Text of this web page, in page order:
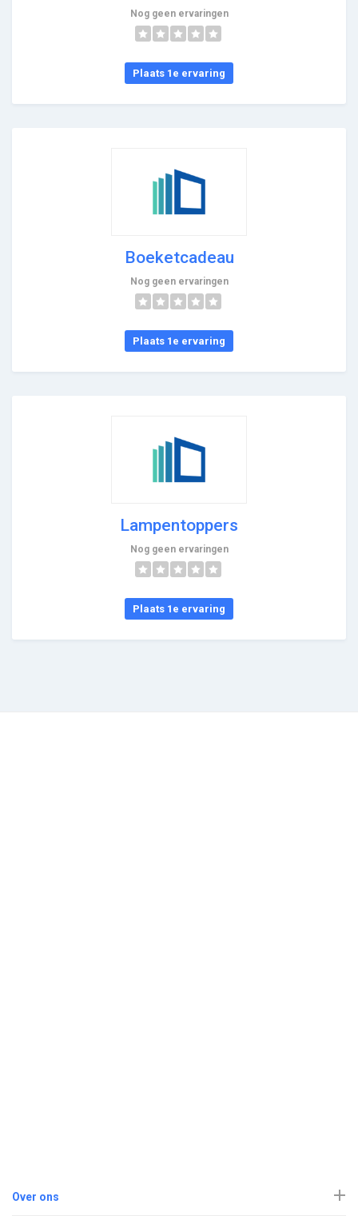
Nog geen ervaringen
Plaats 1e ervaring
Boeketcadeau
Nog geen ervaringen
Plaats 1e ervaring
Lampentoppers
Nog geen ervaringen
Plaats 1e ervaring
Over ons